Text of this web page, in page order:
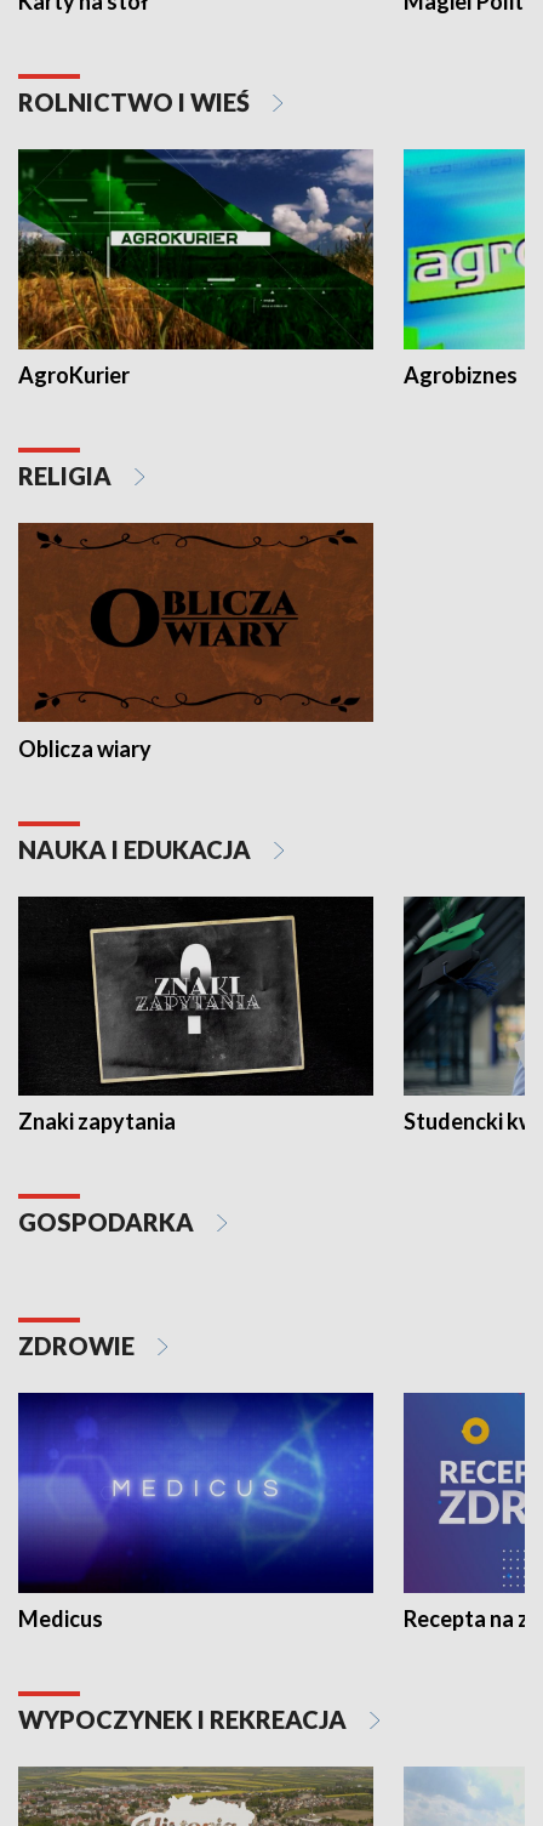
ROLNICTWO I WIEŚ
AgroKurier Agrobiznes
RELIGIA
Oblicza wiary
NAUKA I EDUKACJA
Znaki zapytania Studencki
GOSPODARKA
ZDROWIE
Medicus Recepta na
WYPOCZYNEK I REKREACJA